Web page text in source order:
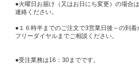
●火曜日お届け（又はお日にち変更）の場合
連絡ください。
●１６時半までのご注文で3営業日後～の到
フリーダイヤルまでご相談ください。
●受注業務は16：30までです。